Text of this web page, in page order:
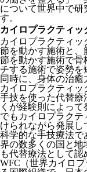
について世界中で研
す。
カイロプラクティッ
カイロプラクティ
節を動かす施術と、
節を動かす施術で骨
チする施術で姿勢を
同時に、身体の治癒
カイロプラクティ
手技を使った代替療
くが経験則によっ
でもカイロプラク
けられながら発展し
科学的な手技療法で
界の数多くの国と地
も代替療法として認
WFC（世界カイロ